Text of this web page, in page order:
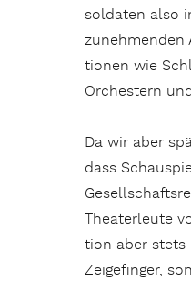
sol­daten also
tionen wie
Orches­tern
Da wir aber
dass
Thea­ter­leute
tion aber stets
Zeige­finger,